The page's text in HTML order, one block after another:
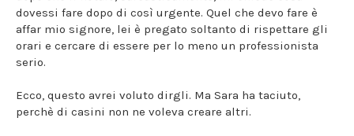
dovessi fare dopo di così urgente. Quel che devo fare è
affar mio signore, lei è pregato soltanto di rispettare gli
orari e cercare di essere per lo meno un professionista
serio.
Ecco, questo avrei voluto dirgli. Ma Sara ha taciuto,
perchè di casini non ne voleva creare altri.